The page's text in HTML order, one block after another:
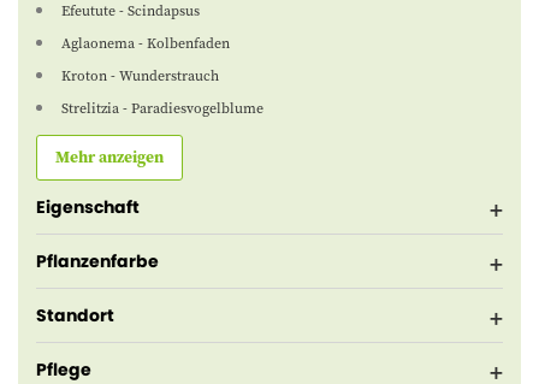
Efeutute - Scindapsus
Aglaonema - Kolbenfaden
Kroton - Wunderstrauch
Strelitzia - Paradiesvogelblume
Mehr anzeigen
Eigenschaft
Pflanzenfarbe
Standort
Pflege